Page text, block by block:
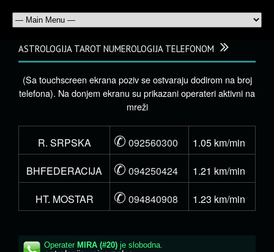
ASTROLOGIJA TAROT NUMEROLOGIJA TELEFONOM
(Sa touchscreen ekrana poziv se ostvaraju dodirom na broj
telefona). Na donjem ekranu su prikazani operateri aktivni na
mreži
R. SRPSKA ✆ 092560300
1.05 km/min
BHFEDERACIJA
✆ 094250424
1.21 km/min
HT. MOSTAR
✆ 094840908 1.23 km/min